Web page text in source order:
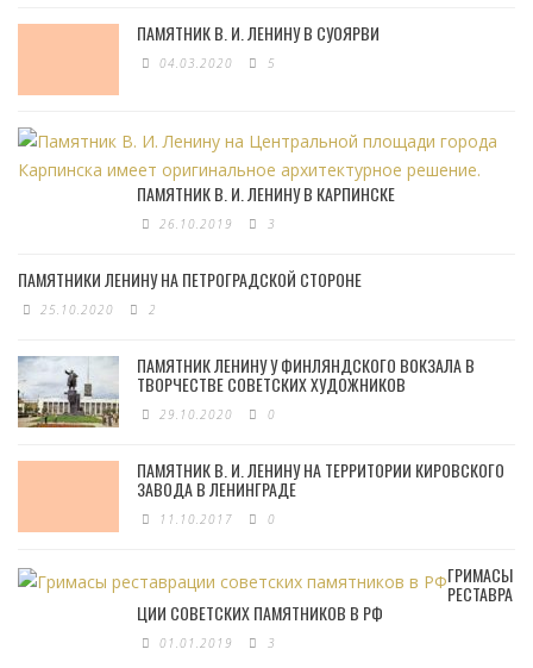
ПАМЯТНИК В. И. ЛЕНИНУ В СУОЯРВИ
04.03.2020 5
ПАМЯТНИК В. И. ЛЕНИНУ В КАРПИНСКЕ
26.10.2019 3
ПАМЯТНИКИ ЛЕНИНУ НА ПЕТРОГРАДСКОЙ СТОРОНЕ
25.10.2020 2
ПАМЯТНИК ЛЕНИНУ У ФИНЛЯНДСКОГО ВОКЗАЛА В
ТВОРЧЕСТВЕ СОВЕТСКИХ ХУДОЖНИКОВ
29.10.2020 0
ПАМЯТНИК В. И. ЛЕНИНУ НА ТЕРРИТОРИИ КИРОВСКОГО
ЗАВОДА В ЛЕНИНГРАДЕ
11.10.2017 0
ГРИМАСЫ
РЕСТАВРА
ЦИИ СОВЕТСКИХ ПАМЯТНИКОВ В РФ
01.01.2019 3